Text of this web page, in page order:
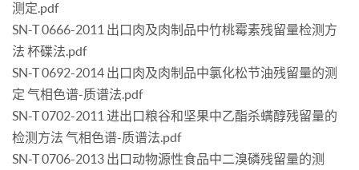
测定.pdf
SN-T 0666-2011 出口肉及肉制品中竹桃霉素残留量检测方
法 杯碟法.pdf
SN-T 0692-2014 出口肉及肉制品中氯化松节油残留量的测
定 气相色谱-质谱法.pdf
SN-T 0702-2011 进出口粮谷和坚果中乙酯杀螨醇残留量的
检测方法 气相色谱-质谱法.pdf
SN-T 0706-2013 出口动物源性食品中二溴磷残留量的测